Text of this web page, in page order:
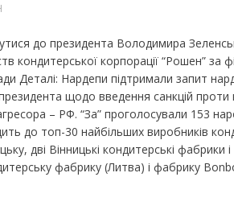
до президента Володимира
кондитерської корпорації “Рошен” за
Деталі: Нардепи підтримали запит
щодо введення санкцій проти
– РФ. “За” проголосували 153
до топ-30 найбільших виробників
дві Вінницькі кондитерські фабрики
фабрику (Литва) і фабрику